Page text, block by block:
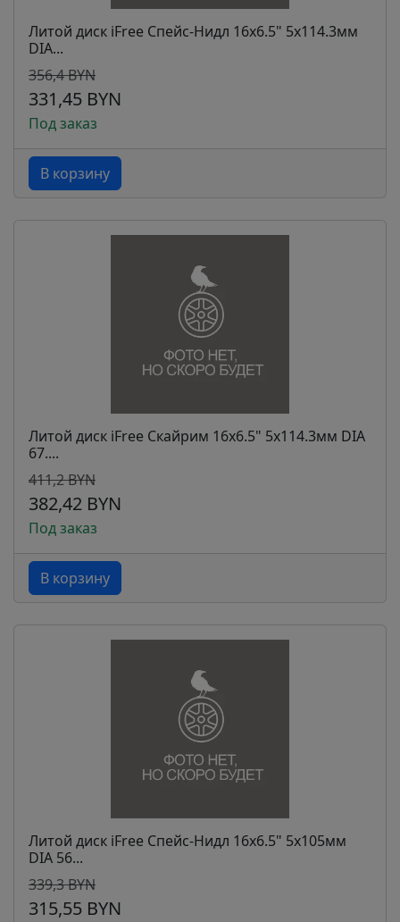
Литой диск iFree Спейс-Нидл 16x6.5" 5x114.3мм
DIA...
356,4 BYN
331,45 BYN
Под заказ
В корзину
Литой диск iFree Скайрим 16x6.5" 5x114.3мм DIA
67....
411,2 BYN
382,42 BYN
Под заказ
В корзину
Литой диск iFree Спейс-Нидл 16x6.5" 5x105мм
DIA 56...
339,3 BYN
315,55 BYN